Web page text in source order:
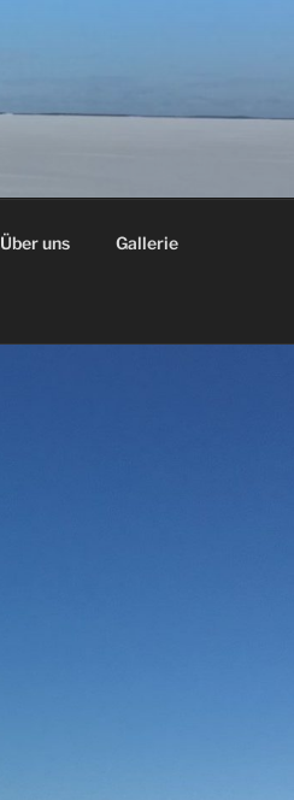
Über uns Gallerie